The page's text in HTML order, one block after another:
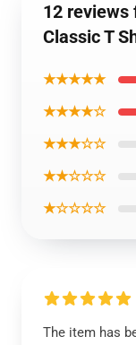
12 reviews
Classic T
★★★★★
★★★★☆
★★★☆☆
★★☆☆☆
★☆☆☆☆
The item has